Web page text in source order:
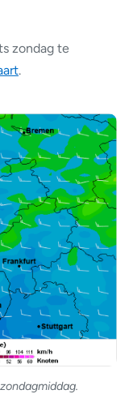
zondag te
.